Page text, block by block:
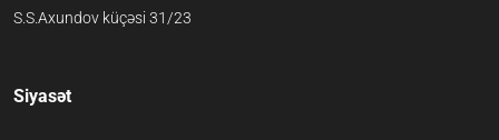
S.S.Axundov küçəsi 31/23
Siyasət